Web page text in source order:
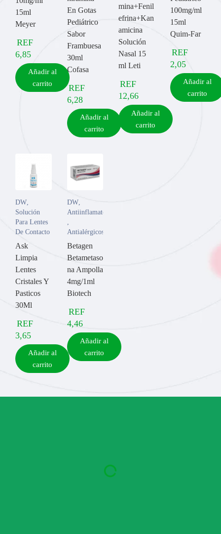
15ml
Meyer
REF
6,85
Añadir al
carrito
En Gotas
Pediátrico
Sabor
Frambuesa
30ml
Cofasa
REF
6,28
Añadir al
carrito
mina+Fenil
efrina+Kan
amicina
Solución
Nasal 15
ml Leti
REF
12,66
Añadir al
carrito
100mg/ml
15ml
Quim-Far
REF
2,05
Añadir al
carrito
DW
Solución
Para Lentes
De Contacto
Ask
Limpia
Lentes
Cristales Y
Pasticos
30Ml
REF
3,65
Añadir al
carrito
DW,
Antiinflamatorios
Antialérgicos
Betagen
Betametaso
na Ampolla
4mg/1ml
Biotech
REF
4,46
Añadir al
carrito